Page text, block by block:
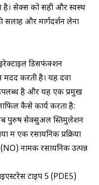
है। सेक्स को सही और स्वस्थ
और मार्गदर्शन लेना
डिसफंक्शन
करती है। यह दवा
है और यह एक प्रमुख
कैसे कार्य करता है:
पुरुष सेक्सुअल स्तिमुलेशन
में एक रसायनिक प्रक्रिया
नामक रसायनिक उत्पन्न
टाइप 5 (PDE5)